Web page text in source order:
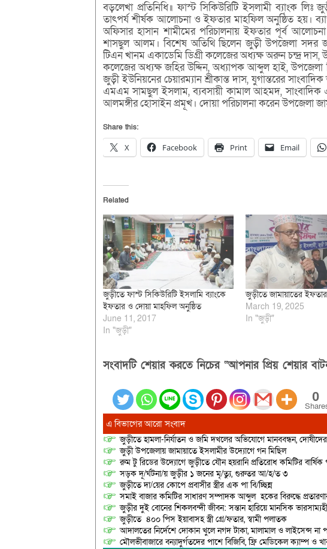
বড়লেখা প্রতিনিধি॥ ফাস্ট সিকিউরিটি ইসলামী ব্যাংক লিঃ
তাৎপর্য শীর্ষক আলোচনা ও ইফতার মাহফিল অনুষ্ঠিত হয়।
অফিসার হাসান শামীমের পরিচালনায় ইফতার পূর্ব
শাসছুল আলম। বিশেষ অতিথি ছিলেন জুড়ী উপজেলা সদর
টিএন খানম একাডেমি ডিগ্রী কলেজের অধ্যক্ষ অরুন চন্দ্র
কলেজের অধ্যক্ষ জহির উদ্দিন, অধ্যাপক আব্দুল হাই, উপজেলা
জুড়ী ইউনিয়নের চেয়ারম্যান শ্রীকান্ত দাস, যুগান্তরের
এমএম সামছুল ইসলাম, ব্যবসায়ী কামাল আহমদ,
আলমঙ্গীর হোসাইন প্রমূখ। দোয়া পরিচালনা করেন উপজেলা
Share this:
X Facebook Print Email
Related
জুড়ীতে ফাস্ট সিকিউরিটি ইসলামি ব্যাংকে
ইফতার ও দোয়া মাহফিল অনুষ্ঠিত
June 11, 2017
In "জুড়ী"
জুড়ীতে জামায়াতের
March 19, 2025
In "জুড়ী"
সংবাদটি শেয়ার করতে নিচের “আপনার প্রিয় শেয়ার
0
এ বিভাগের আরো সংবাদ
জুড়ীতে হামলা-নির্যাতন ও জমি দখলের অভিযোগে মানববন্ধন, দোষীদের
জুড়ী উপজেলায় জামায়াতে ইসলামীর উদ্যোগে গন মিছিল
রুম টু রিডের উদ্যোগে জুড়ীতে যৌন হয়রানি প্রতিরোধ কমিটির বার্ষিক
সড়ক দূ/র্ঘটনা/য় জুড়ীর ১ জনের মৃ/ত্যু, গুরুতর আ/হ/ত ৩
জুড়ীতে দা/য়ের কোপে প্রবাসীর স্ত্রীর এক পা বি/চ্ছিন্ন
সমাই বাজার কমিটির সাধারণ সম্পাদক আব্দুল হকের বিরুদ্ধে
জুড়ীর দুই বোনের শিকলবন্দী জীবন: সন্তান হারিয়ে মানসিক
জুড়ীতে ৪০০ পিস ইয়াবাসহ স্ত্রী গ্রে/ফতার, স্বামী পলাতক
আদালতের নির্দেশে দোকান খুলে নগদ টাকা, মালামাল ও লাইসেন্স না
মৌলভীবাজারে বন্যাদুর্গতদের পাশে বিজিবি, ফ্রি মেডিকেল ক্যাম্প ও